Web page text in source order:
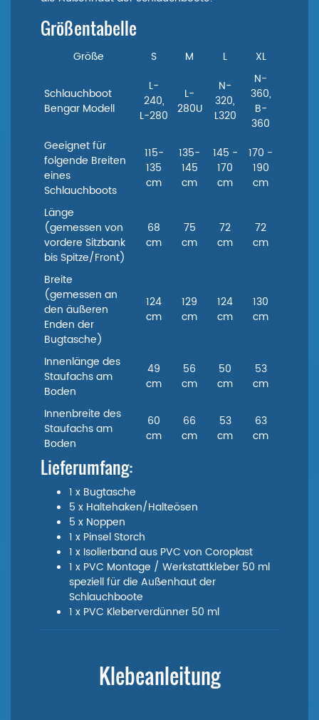
Größentabelle
Größe S M L XL
Schlauchboot
Bengar Modell
L-
240,
L-280
L-
280U
N-
320,
L320
N-
360,
B-
360
Geeignet für
folgende Breiten
eines
Schlauchboots
115-
135
cm
135-
145
cm
145 -
170
cm
170 -
190
cm
Länge
(gemessen von
vordere Sitzbank
bis Spitze/Front)
68
cm
75
cm
72
cm
72
cm
Breite
(gemessen an
den äußeren
Enden der
Bugtasche)
124
cm
129
cm
124
cm
130
cm
Innenlänge des
Staufachs am
Boden
49
cm
56
cm
50
cm
53
cm
Innenbreite des
Staufachs am
Boden
60
cm
66
cm
53
cm
63
cm
Lieferumfang:
1 x Bugtasche
5 x Haltehaken/Halteösen
5 x Noppen
1 x Pinsel Storch
1 x Isolierband aus PVC von Coroplast
1 x PVC Montage / Werkstattkleber 50 ml
speziell für die Außenhaut der
Schlauchboote
1 x PVC Kleberverdünner 50 ml
Klebeanleitung